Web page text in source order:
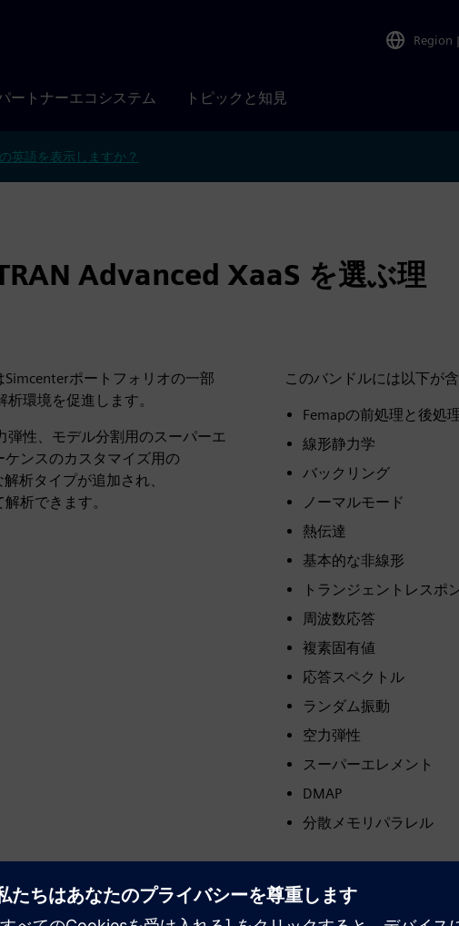
Region
ートナーエコシステム トピックと知見
英語を表示しますか？
Advanced XaaS を選ぶ理
ポートフォリオの一部
環境を促進します。
弾性、モデル分割用のスーパーエ
ケンスのカスタマイズ用の
析タイプが追加され、
析できます。
このバンドルには以下が
Femapの前処理と後処
線形静力学
バックリング
ノーマルモード
熱伝達
基本的な非線形
トランジェントレスポ
周波数応答
複素固有値
応答スペクトル
ランダム振動
空力弾性
スーパーエレメント
DMAP
分散メモリパラレル